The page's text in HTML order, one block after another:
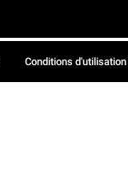
Conditions d'utilisation